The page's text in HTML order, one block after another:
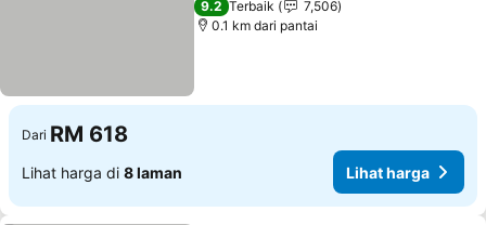
9.2 Terbaik
7,506
0.1 km dari pantai
Dari RM 618
Lihat harga di 8 laman Lihat harga